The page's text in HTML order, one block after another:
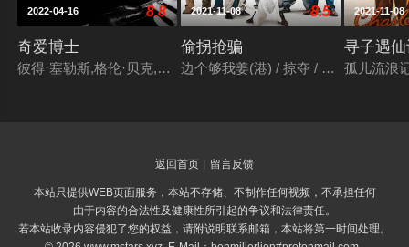
2022-04-16 8.8
奇爱博士
彼得·塞勒斯,格伦·贝克,詹姆斯·厄尔·琼斯,乔治·C·斯科特,谢恩·
2021-11-08 8.5
偷拐抢骗
边个够我姜(港) / 掠夺 / 贪得无厌 / 偷
2021-11-08
寻子遇
孤儿流浪
返回首页 留言反馈
本站只提供WEB页面服务，本站不存储、不制作任何视频，不承担任何
由于内容的合法性及健康性所引起的争议和法律责任。
若本站收录内容侵犯了您的权益，请附说明联系邮箱，本站将第一时间处理。